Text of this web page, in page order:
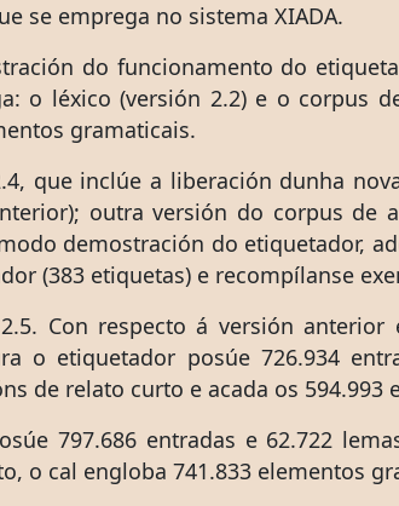
se emprega no sistema XIADA.
do funcionamento do
o léxico (versión 2.2) e o corpus
gramaticais.
que inclúe a liberación dunha
outra versión do corpus de
demostración do etiquetador,
(383 etiquetas) e recompílanse
Con respecto á versión
o etiquetador posúe 726.934
de relato curto e acada os 594.993
797.686 entradas e 62.722
o cal engloba 741.833 elementos